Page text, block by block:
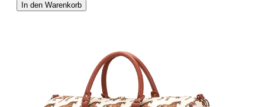
In den Warenkorb